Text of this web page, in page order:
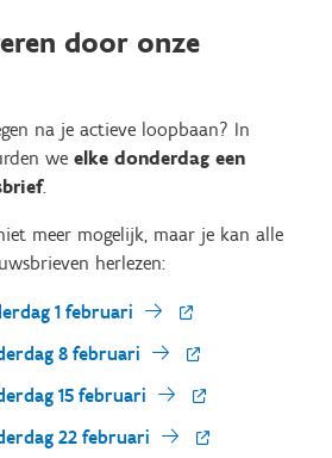
door onze
na je actieve loopbaan? In
we elke donderdag een
.
meer mogelijk, maar je kan alle
herlezen:
1 februari
8 februari
15 februari
22 februari